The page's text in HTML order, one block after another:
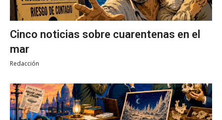
Cinco noticias sobre cuarentenas en el
mar
Redacción